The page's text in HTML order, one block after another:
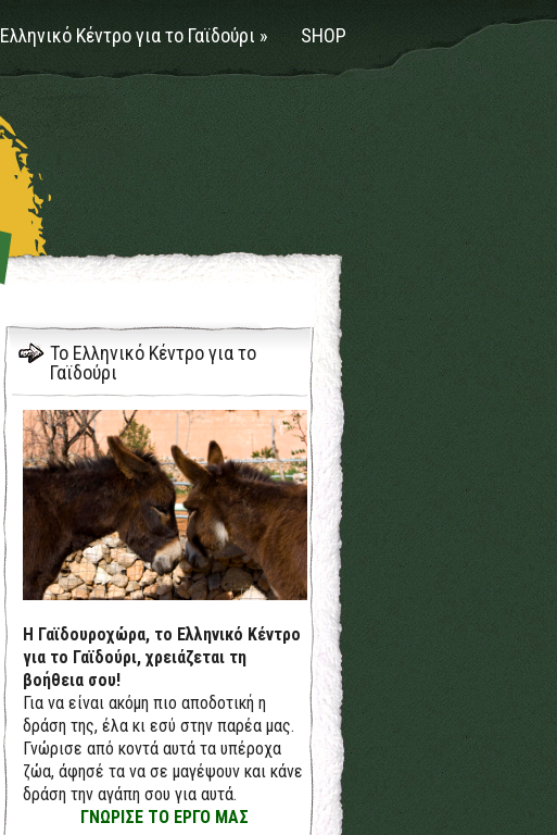
Ελληνικό Κέντρο για το Γαϊδούρι » SHOP
Το Ελληνικό Κέντρο για το
Γαϊδούρι
Η Γαϊδουροχώρα, το Ελληνικό Κέντρο
για το Γαϊδούρι, χρειάζεται τη
βοήθεια σου!
Για να είναι ακόμη πιο αποδοτική η
δράση της, έλα κι εσύ στην παρέα μας.
Γνώρισε από κοντά αυτά τα υπέροχα
ζώα, άφησέ τα να σε μαγέψουν και κάνε
δράση την αγάπη σου για αυτά.
ΓΝΩΡΙΣΕ ΤΟ ΕΡΓΟ ΜΑΣ